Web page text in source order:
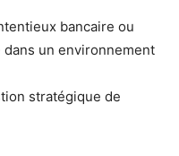
bancaire ou
un environnement
stratégique de